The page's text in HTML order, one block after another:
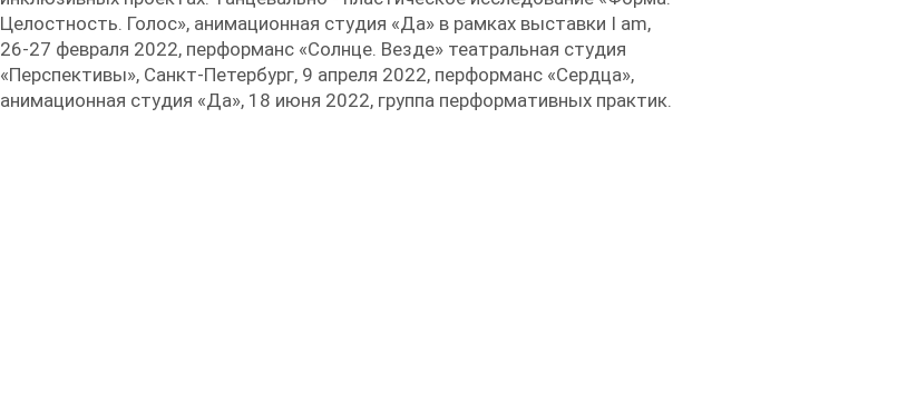
Целостность. Голос», анимационная студия «Да» в рамках выставки I am,
26-27 февраля 2022, перформанс «Солнце. Везде» театральная студия
«Перспективы», Санкт-Петербург, 9 апреля 2022, перформанс «Сердца»,
анимационная студия «Да», 18 июня 2022, группа перформативных практик.